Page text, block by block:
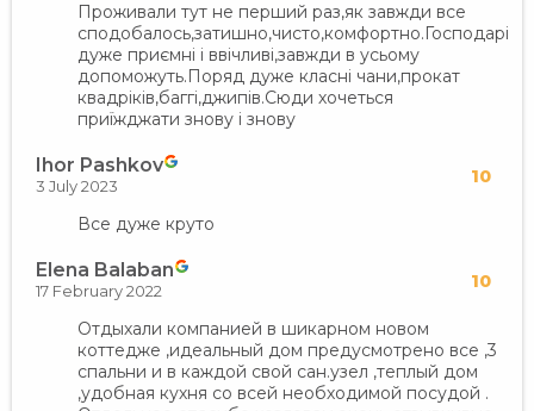
Проживали тут не перший раз,як завжди все
сподобалось,затишно,чисто,комфортно.Господарі
дуже приємні і ввічливі,завжди в усьому
допоможуть.Поряд дуже класні чани,прокат
квадріків,баггі,джипів.Сюди хочеться
приїжджати знову і знову
Ihor Pashkov 10
3 July 2023
Все дуже круто
Elena Balaban 10
17 February 2022
Отдыхали компанией в шикарном новом
коттедже ,идеальный дом предусмотрено все ,3
спальни и в каждой свой сан.узел ,теплый дом
,удобная кухня со всей необходимой посудой .